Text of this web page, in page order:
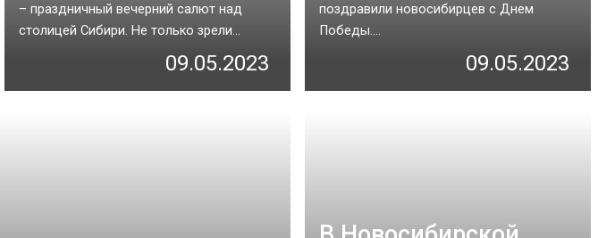
– праздничный вечерний салют над
столицей Сибири. Не только зрели...
09.05.2023
поздравили новосибирцев с Днем
Победы....
09.05.2023